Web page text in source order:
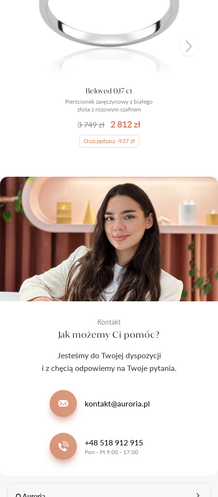
Pierścionek zaręczynowy z białego
złota z różowym szafirem
Beloved 0,17 ct
3 749 zł 2 812 zł
Oszczędzasz -937 zł
Kontakt
Jak możemy Ci pomóc?
Jesteśmy do Twojej dyspozycji
i z chęcią odpowiemy na Twoje pytania.
kontakt@auroria.pl
+48 518 912 915
Pon - Pt 9:00 - 17:00